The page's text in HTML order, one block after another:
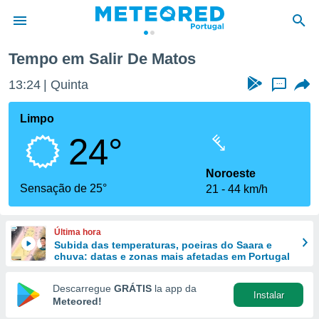
da
foi
fornecidas
a este
das
e
forma
digital
Tempo em Salir De Matos
13:24 Quinta ...
Limpo
24°
Sensação de 25°
Noroeste
21
44 km/h
Última hora
Subida das temperaturas, poeiras do Saara e
chuva: datas e zonas mais afetadas em Portugal
Descarregue GRÁTIS la app da
Meteored!
Instalar